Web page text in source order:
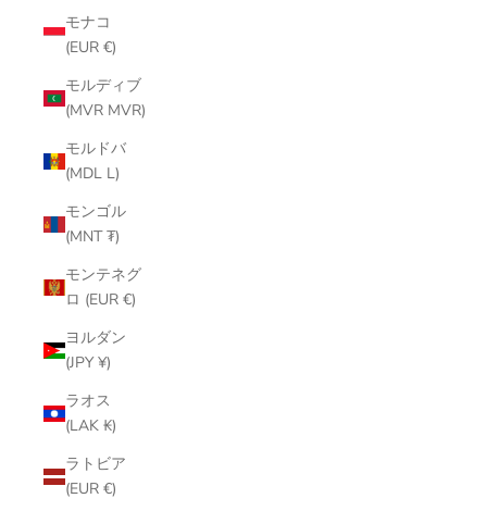
モナコ
(EUR €)
モルディブ
(MVR MVR)
モルドバ
(MDL L)
モンゴル
(MNT ₮)
モンテネグ
ロ (EUR €)
ヨルダン
(JPY ¥)
ラオス
(LAK ₭)
ラトビア
(EUR €)